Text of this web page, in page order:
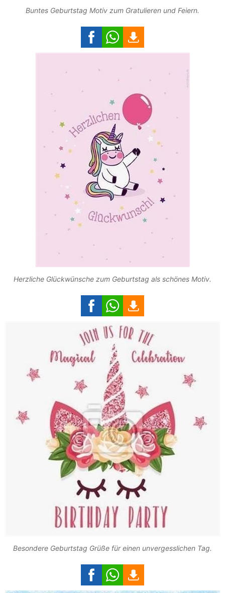
Buntes Geburtstag Motiv zum Gratulieren und Feiern.
Herzliche Glückwünsche zum Geburtstag als schönes Motiv.
Besondere Geburtstag Grüße für einen unvergesslichen Tag.